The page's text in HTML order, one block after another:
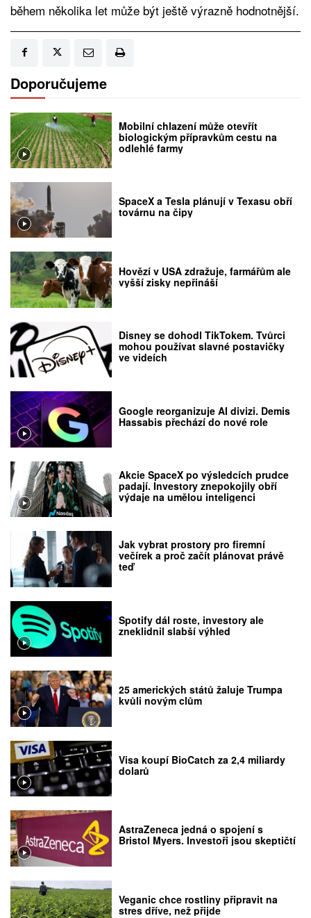
během několika let může být ještě výrazně hodnotnější.
Doporučujeme
Mobilní chlazení může otevřít
biologickým přípravkům cestu na
odlehlé farmy
SpaceX a Tesla plánují v Texasu obří
továrnu na čipy
Hovězí v USA zdražuje, farmářům ale
vyšší zisky nepřináší
Disney se dohodl TikTokem. Tvůrci
mohou používat slavné postavičky
ve videích
Google reorganizuje AI divizi. Demis
Hassabis přechází do nové role
Akcie SpaceX po výsledcích prudce
padají. Investory znepokojily obří
výdaje na umělou inteligenci
Jak vybrat prostory pro firemní
večírek a proč začít plánovat právě
teď
Spotify dál roste, investory ale
zneklidnil slabší výhled
25 amerických států žaluje Trumpa
kvůli novým clům
Visa koupí BioCatch za 2,4 miliardy
dolarů
AstraZeneca jedná o spojení s
Bristol Myers. Investoři jsou skeptičtí
Veganic chce rostliny připravit na
stres dříve, než přijde